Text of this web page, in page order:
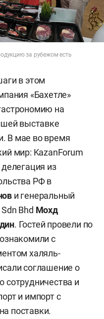
за рубежом есть
в этом
«Бахетле»
на
выставке
В мае во время
мир: KazanForum
из
РФ в
и генеральный
Bhd Мохд
. Гостей провели по
с
халяль-
соглашение о
сотрудничества и
и импорт с
поставки.